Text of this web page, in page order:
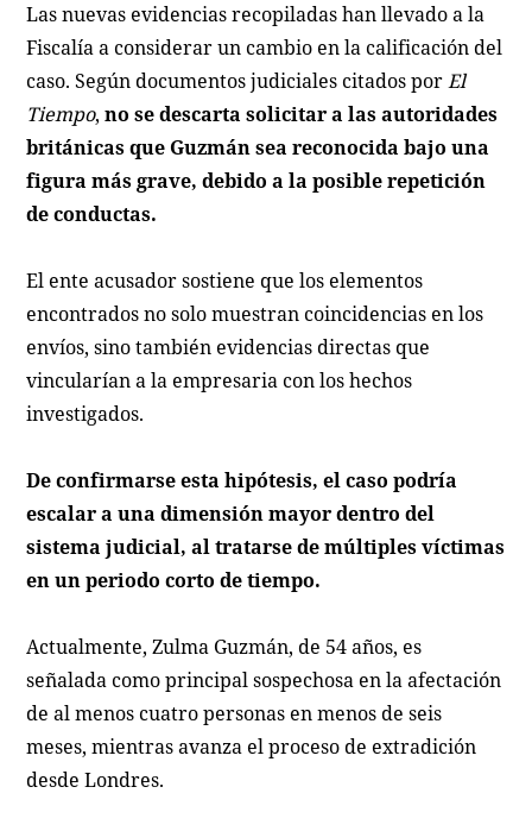
Las nuevas evidencias recopiladas han llevado a la
Fiscalía a considerar un cambio en la calificación del
caso. Según documentos judiciales citados porEl
Tiempo,no se descarta solicitar a las autoridades
británicas que Guzmán sea reconocida bajo una
figura más grave, debido a la posible repetición
de conductas.
El ente acusador sostiene que los elementos
encontrados no solo muestran coincidencias en los
envíos, sino también evidencias directas que
vincularían a la empresaria con los hechos
investigados.
De confirmarse esta hipótesis, el caso podría
escalar a una dimensión mayor dentro del
sistema judicial, al tratarse de múltiples víctimas
en un periodo corto de tiempo.
Actualmente, Zulma Guzmán, de 54 años, es
señalada como principal sospechosa en la afectación
de al menos cuatro personas en menos de seis
meses, mientras avanza el proceso de extradición
desde Londres.